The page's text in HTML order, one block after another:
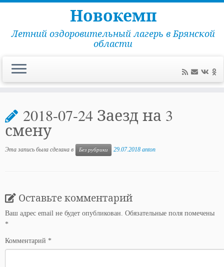
содержимому
Новокемп
Летний оздоровительный лагерь в Брянской
области
2018-07-24 Заезд на 3
смену
Эта запись была сделана в Без рубрики 29.07.2018 anton
Оставьте комментарий
Ваш адрес email не будет опубликован. Обязательные поля помечены
*
Комментарий *